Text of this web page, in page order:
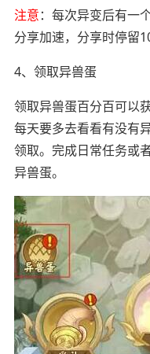
注意：每次异变后有一
分享加速，分享时停留
4、领取异兽蛋
领取异兽蛋百分百可以
每天要多去看看有没有
领取。完成日常任务或
异兽蛋。